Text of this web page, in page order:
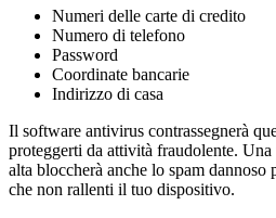
Numeri delle carte di credito
Numero di telefono
Password
Coordinate bancarie
Indirizzo di casa
Il software antivirus contrassegnerà
proteggerti da attività fraudolente.
alta bloccherà anche lo spam
che non rallenti il tuo dispositivo.